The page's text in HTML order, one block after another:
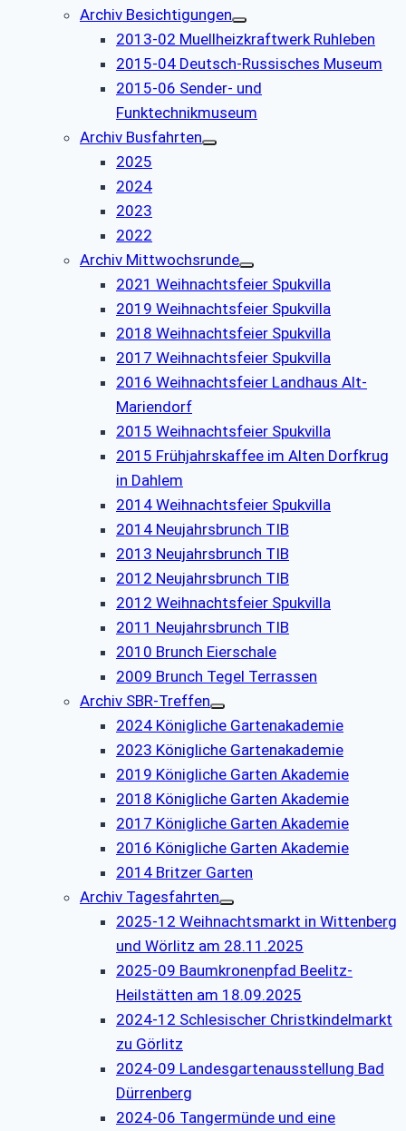
Archiv Besichtigungen
2013-02 Muellheizkraftwerk Ruhleben
2015-04 Deutsch-Russisches Museum
2015-06 Sender- und
Funktechnikmuseum
Archiv Busfahrten
2025
2024
2023
2022
Archiv Mittwochsrunde
2021 Weihnachtsfeier Spukvilla
2019 Weihnachtsfeier Spukvilla
2018 Weihnachtsfeier Spukvilla
2017 Weihnachtsfeier Spukvilla
2016 Weihnachtsfeier Landhaus Alt-
Mariendorf
2015 Weihnachtsfeier Spukvilla
2015 Frühjahrskaffee im Alten Dorfkrug
in Dahlem
2014 Weihnachtsfeier Spukvilla
2014 Neujahrsbrunch TIB
2013 Neujahrsbrunch TIB
2012 Neujahrsbrunch TIB
2012 Weihnachtsfeier Spukvilla
2011 Neujahrsbrunch TIB
2010 Brunch Eierschale
2009 Brunch Tegel Terrassen
Archiv SBR-Treffen
2024 Königliche Gartenakademie
2023 Königliche Gartenakademie
2019 Königliche Garten Akademie
2018 Königliche Garten Akademie
2017 Königliche Garten Akademie
2016 Königliche Garten Akademie
2014 Britzer Garten
Archiv Tagesfahrten
2025-12 Weihnachtsmarkt in Wittenberg
und Wörlitz am 28.11.2025
2025-09 Baumkronenpfad Beelitz-
Heilstätten am 18.09.2025
2024-12 Schlesischer Christkindelmarkt
zu Görlitz
2024-09 Landesgartenausstellung Bad
Dürrenberg
2024-06 Tangermünde und eine